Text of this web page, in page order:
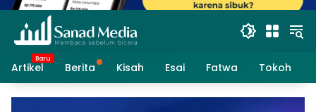
Artikel Berita Kisah Esai Fatwa Tokoh